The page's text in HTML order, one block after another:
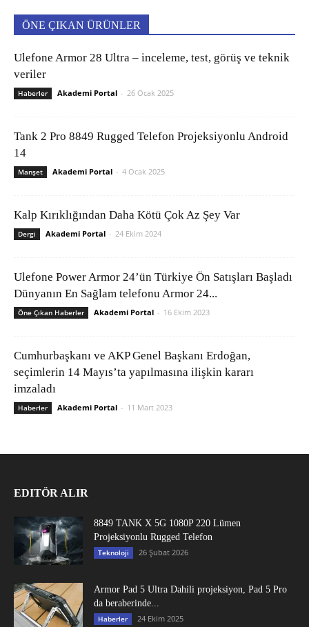
ÖNE ÇIKAN ÜRÜNLER
Ulefone Armor 28 Ultra – inceleme, test, görüş ve teknik
veriler
Haberler Akademi Portal - 26 Ocak 2025
Tank 2 Pro 8849 Rugged Telefon Projeksiyonlu Android
14
Manşet Akademi Portal - 4 Ocak 2025
Kalp Kırıklığından Daha Kötü Çok Az Şey Var
Dergi Akademi Portal - 24 Ekim 2024
Ulefone Power Armor 24’ün Türkiye Ön Satışları Başladı
Dünyanın En Sağlam telefonu Armor 24...
Öne Çıkan Haberler Akademi Portal - 16 Ekim 2023
Cumhurbaşkanı ve AKP Genel Başkanı Erdoğan,
seçimlerin 14 Mayıs’ta yapılmasına ilişkin kararı
imzaladı
Haberler Akademi Portal - 11 Mart 2023
EDITÖR ALIR
8849 TANK X 5G 1080P 220 Lümen
Projeksiyonlu Rugged Telefon
Teknoloji 26 Şubat 2026
Armor Pad 5 Ultra Dahili projeksiyon, Pad 5 Pro
da beraberinde...
Haberler 24 Ekim 2025